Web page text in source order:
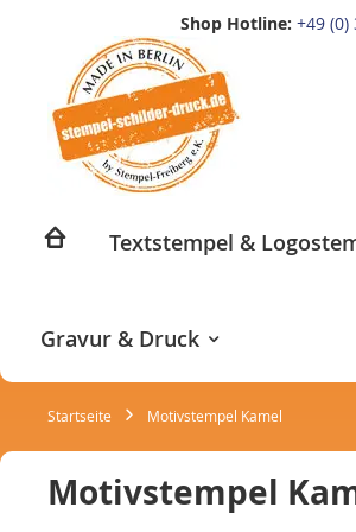
Shop Hotline: +49 (0)
springen
Textstempel &
Gravur & Druck
Startseite Motivstempel Kamel
Motivstempel